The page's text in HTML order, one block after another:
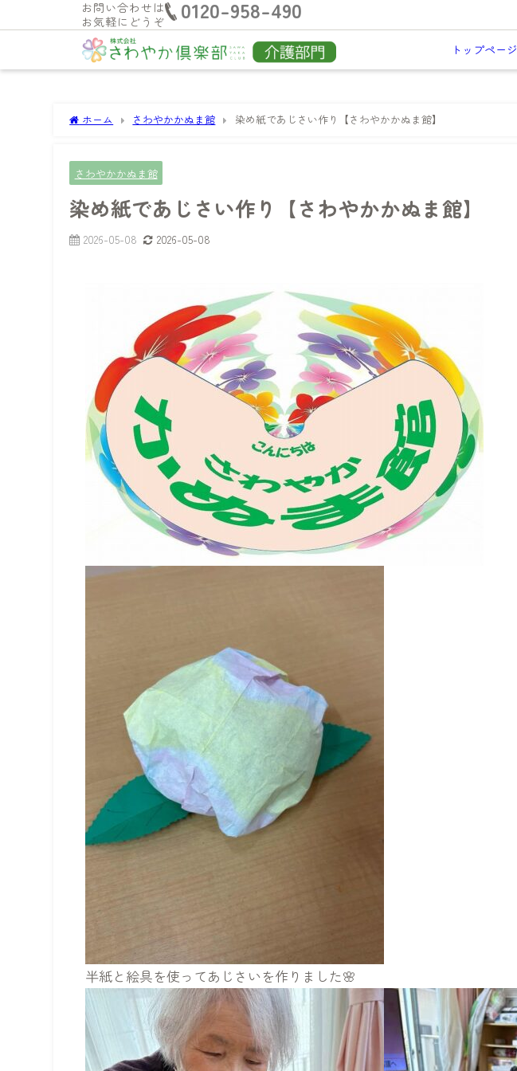
お問い合わせは
お気軽にどうぞ
0120-958-490
トップページ
ホーム さわやかかぬま館 染め紙であじさい作り【さわやかかぬま館】
さわやかかぬま館
染め紙であじさい作り【さわやかかぬま館】
2026-05-08 2026-05-08
半紙と絵具を使ってあじさいを作りました🌸